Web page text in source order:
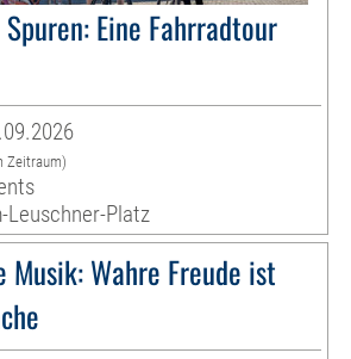
Eine Fahrradtour
Zeitraum)
Platz
Musik: Wahre Freude ist